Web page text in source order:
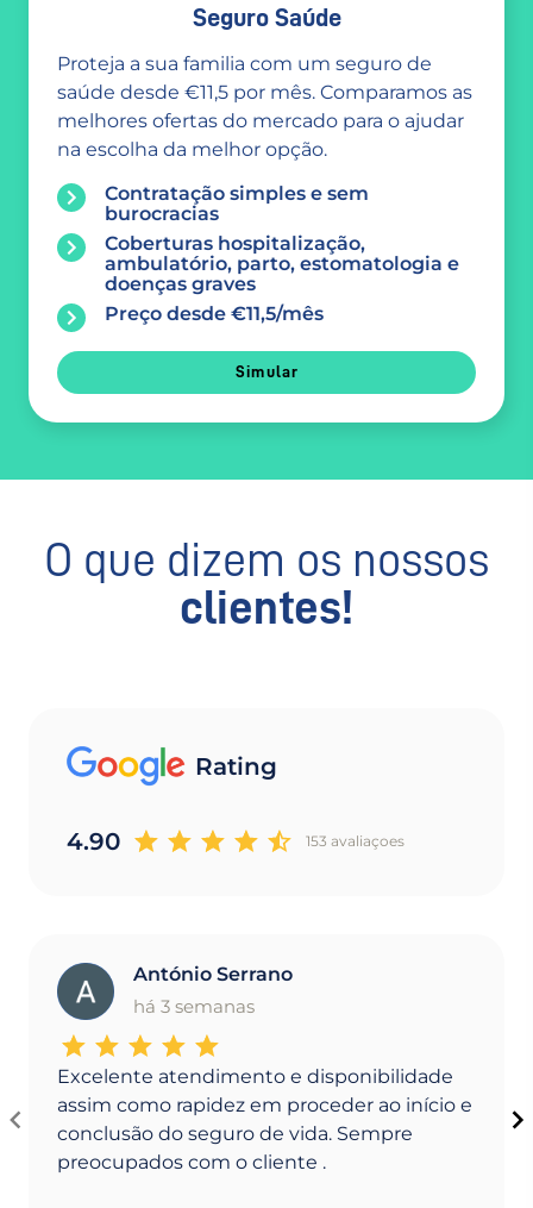
Seguro Saúde
Proteja a sua familia com um seguro de
saúde desde €11,5 por mês. Comparamos as
melhores ofertas do mercado para o ajudar
na escolha da melhor opção.
Contratação simples e sem
burocracias
Coberturas hospitalização,
ambulatório, parto, estomatologia e
doenças graves
Preço desde €11,5/mês
Simular
O que dizem os nossos
clientes!
Rating
4.90 153 avaliaçoes
A
António Serrano
há 3 semanas
Excelente atendimento e disponibilidade
assim como rapidez em proceder ao início e
conclusão do seguro de vida. Sempre
preocupados com o cliente .